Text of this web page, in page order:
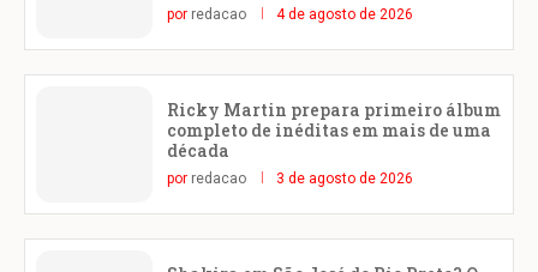
por redacao 4 de agosto de 2026
Ricky Martin prepara primeiro álbum
completo de inéditas em mais de uma
década
por redacao 3 de agosto de 2026